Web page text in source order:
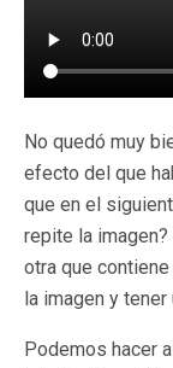
No quedó muy
efecto del que
que en el
repite la
otra que
la imagen y tener
Podemos hacer